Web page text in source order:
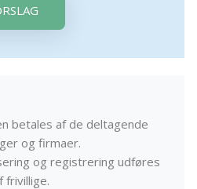
betales af de deltagende
og firmaer.
og registrering udføres
frivillige.